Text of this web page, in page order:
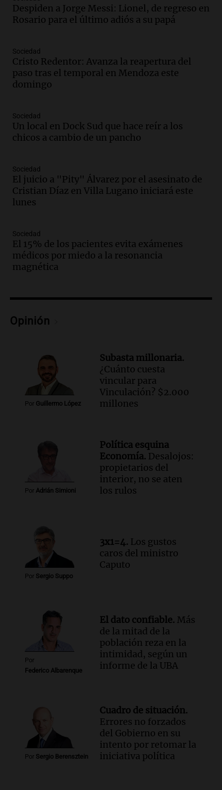
Audio.Messi llegará esta noche a
Rosario para acompañar a su familia
Episodios
Audio.Ley de Propiedad Privada: el revés
en el Congreso expuso una debilidad
comunicacional del Gobierno
Episodios
Audio.Casabindo se prepara para una
celebración única: 30.000 turistas y el
Episodios
Audio.Borges, abogada de Pourrain:
"Tres hombres se lo llevaron para
Episodios
Audio. Voluntarios limpiaron 9.000
metros del río Suquía y retiraron hasta
800 kilos de basura por jornada
firmó Jorge Messi para el primer
Episodios
Audio.
Joan Gaspart: "Sin Jorge, no sé si
Messi hubiera llegado adonde llegó"
Una mañana para todos
Episodios
Jorge Messi en una entrevista con Rony
Vargas en 2007
Una mañana para todos
Audio.El abuelo de Agostina Vega, tras
Episodios
Audio.
Una nutricionista derribó el mito
del desayuno ideal: qué alimentos
conviene priorizar
Una mañana para todos
Despiden a Jorge Messi: Lionel, de regreso en
Rosario para el último adiós a su papá
Sociedad
Cristo Redentor: Avanza la reapertura del
paso tras el temporal en Mendoza este
domingo
Sociedad
Un local en Dock Sud que hace reír a los
chicos a cambio de un pancho
Sociedad
El juicio a "Pity" Álvarez por el asesinato de
Cristian Díaz en Villa Lugano iniciará este
lunes
Sociedad
El 15% de los pacientes evita exámenes
médicos por miedo a la resonancia
magnética
Opinión
Por Guillermo López
Subasta millonaria.
¿Cuánto cuesta
vincular para
Vinculación? $2.000
millones
Por Adrián Simioni
Política esquina
Economía. Desalojos:
propietarios del
interior, no se aten
los rulos
Por Sergio Suppo
3x1=4. Los gustos
caros del ministro
Caputo
Por
Federico Albarenque
El dato confiable. Más
de la mitad de la
población reza en la
intimidad, según un
informe de la UBA
Por Sergio Berensztein
Cuadro de situación.
Errores no forzados
del Gobierno en su
intento por retomar la
iniciativa política